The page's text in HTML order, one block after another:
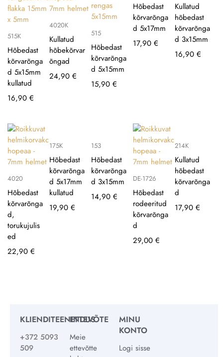
515K
Hõbedast
kõrvarõnga
d 5x15mm
kullatud
16,90 €
4020K
Kullatud
hõbekõrvar
õngad
24,90 €
515
Hõbedast
kõrvarõnga
d 5x15mm
15,90 €
Hõbedast
kõrvarõnga
d 5x17mm
17,90 €
Kullatud
hõbedast
kõrvarõnga
d 3x15mm
16,90 €
4020
Hõbedast
kõrvarõnga
d,
torukujulis
ed
22,90 €
175K
Hõbedast
kõrvarõnga
d 5x17mm
kullatud
19,90 €
153
Hõbedast
kõrvarõnga
d 3x15mm
14,90 €
DE-1726
Hõbedast
rodeeritud
kõrvarõnga
d
29,00 €
214K
Kullatud
hõbedast
kõrvarõnga
d
17,90 €
KLIENDITEENINDUS
+372 5093
509
ETTEVÕTE
Meie
ettevõtte
MINU
KONTO
Logi sisse